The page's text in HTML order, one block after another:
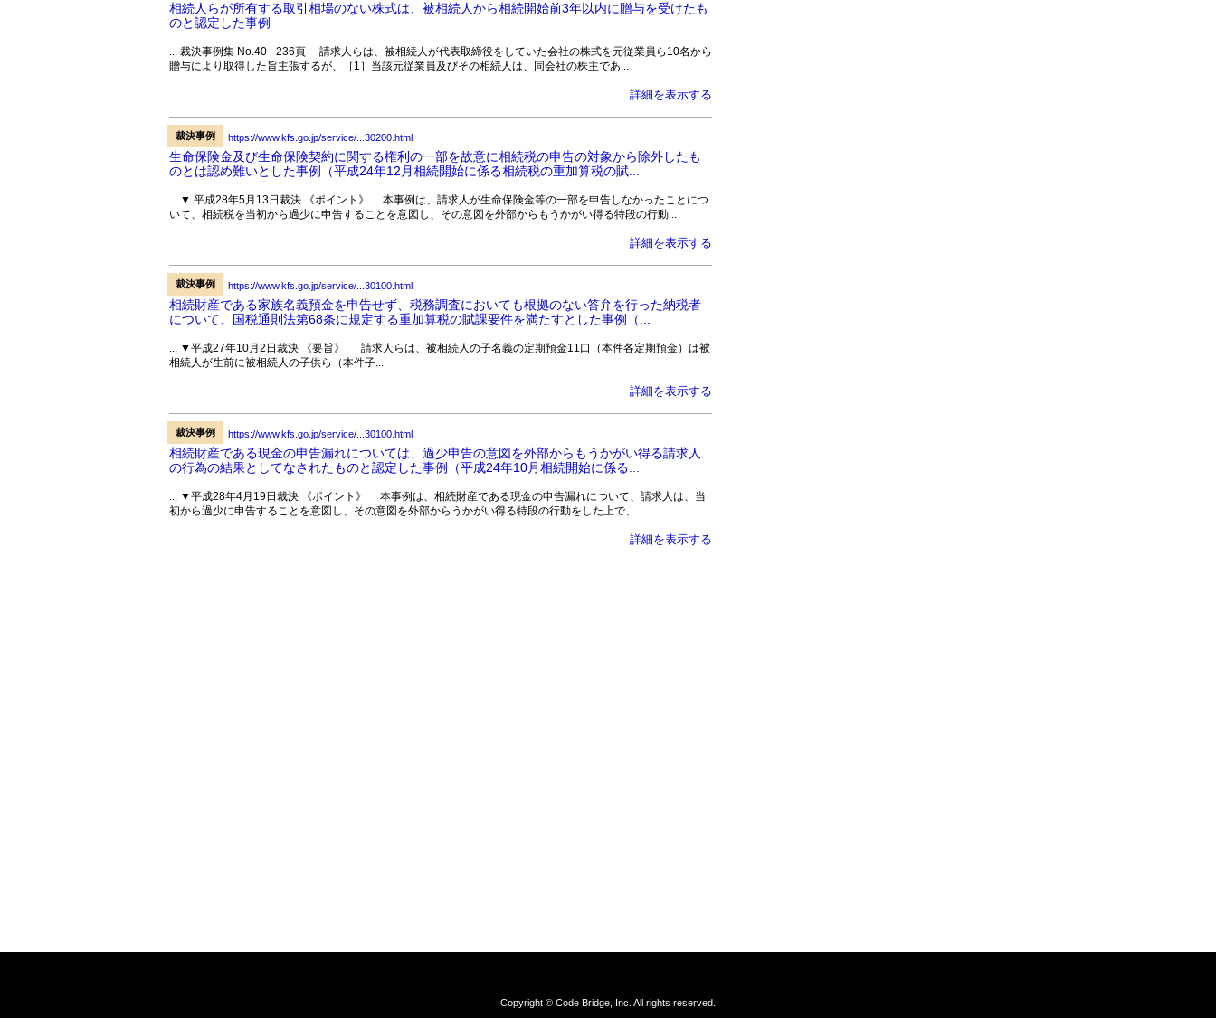
相続人らが所有する取引相場のない株式は、被相続人から相続開始前3年以内に贈与を受けたも
のと認定した事例
... 裁決事例集 No.40 - 236頁 請求人らは、被相続人が代表取締役をしていた会社の株式を元従業員ら10名から
贈与により取得した旨主張するが、［1］当該元従業員及びその相続人は、同会社の株主であ...
詳細を表示する
裁決事例 https://www.kfs.go.jp/service/...30200.html
生命保険金及び生命保険契約に関する権利の一部を故意に相続税の申告の対象から除外したも
のとは認め難いとした事例（平成24年12月相続開始に係る相続税の重加算税の賦...
... ▼ 平成28年5月13日裁決 《ポイント》 本事例は、請求人が生命保険金等の一部を申告しなかったことにつ
いて、相続税を当初から過少に申告することを意図し、その意図を外部からもうかがい得る特段の行動...
詳細を表示する
裁決事例 https://www.kfs.go.jp/service/...30100.html
相続財産である家族名義預金を申告せず、税務調査においても根拠のない答弁を行った納税者
について、国税通則法第68条に規定する重加算税の賦課要件を満たすとした事例（...
... ▼平成27年10月2日裁決 《要旨》 請求人らは、被相続人の子名義の定期預金11口（本件各定期預金）は被
相続人が生前に被相続人の子供ら（本件子...
詳細を表示する
裁決事例 https://www.kfs.go.jp/service/...30100.html
相続財産である現金の申告漏れについては、過少申告の意図を外部からもうかがい得る請求人
の行為の結果としてなされたものと認定した事例（平成24年10月相続開始に係る...
... ▼平成28年4月19日裁決 《ポイント》 本事例は、相続財産である現金の申告漏れについて、請求人は、当
初から過少に申告することを意図し、その意図を外部からうかがい得る特段の行動をした上で、...
詳細を表示する
Copyright © Code Bridge, Inc. All rights reserved.